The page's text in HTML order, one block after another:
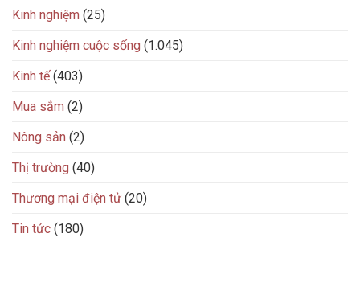
Kinh nghiệm (25)
Kinh nghiệm cuộc sống (1.045)
Kinh tế(403)
Mua sắm (2)
Nông sản (2)
Thị trường (40)
Thương mại điện tử (20)
Tin tức (180)